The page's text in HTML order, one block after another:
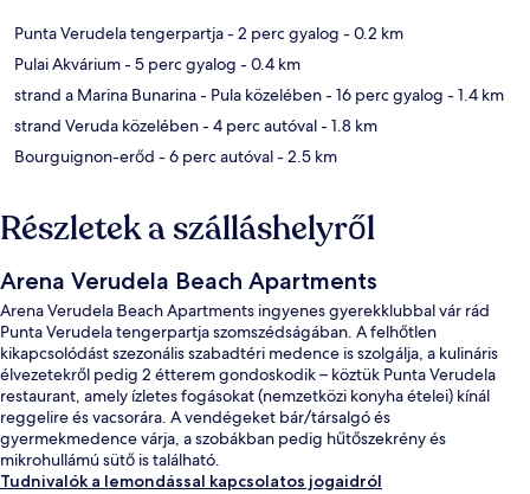
Punta Verudela tengerpartja- 2 perc gyalog - 0.2 km
Pulai Akvárium- 5 perc gyalog - 0.4 km
strand a Marina Bunarina - Pula közelében- 16 perc gyalog - 1.4 km
strand Veruda közelében- 4 perc autóval- 1.8 km
Bourguignon-erőd - 6 perc autóval- 2.5 km
Részletek a szálláshelyről
Arena Verudela Beach Apartments
Arena Verudela Beach Apartments ingyenes gyerekklubbal vár rád
Punta Verudela tengerpartja szomszédságában. A felhőtlen
kikapcsolódást szezonális szabadtéri medence is szolgálja, a kulináris
élvezetekről pedig 2 étterem gondoskodik – köztük Punta Verudela
restaurant, amely ízletes fogásokat (nemzetközi konyha ételei) kínál
reggelire és vacsorára. A vendégeket bár/társalgó és
gyermekmedence várja, a szobákban pedig hűtőszekrény és
mikrohullámú sütő is található.
Tudnivalók a lemondással kapcsolatos jogaidról